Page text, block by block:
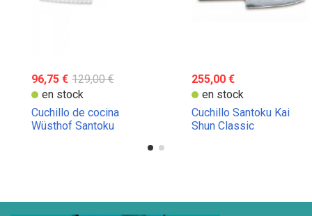
96,75 € 129,00 €
en stock
Cuchillo de cocina
Wüsthof Santoku
255,00 €
en stock
Cuchillo Santoku Kai
Shun Classic